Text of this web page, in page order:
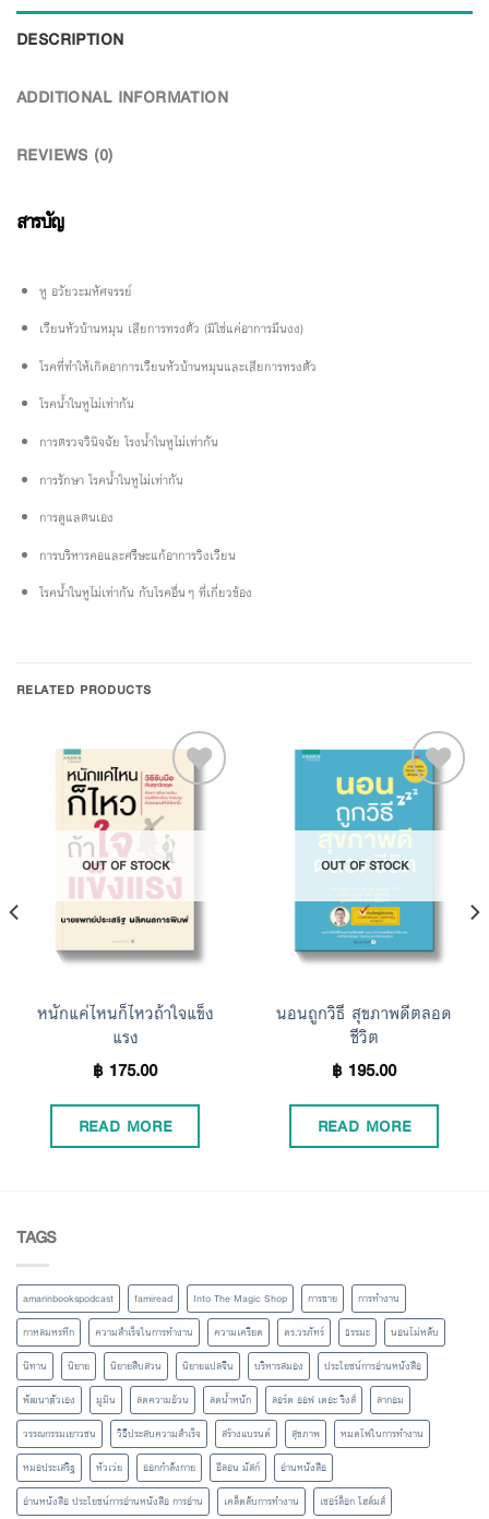
DESCRIPTION
ADDITIONAL INFORMATION
REVIEWS (0)
สารบัญ
หู อวัยวะมหัศจรรย์
เวียนหัวบ้านหมุน เสียการทรงตัว (มิใช่แค่อาการมึนงง)
โรคที่ทำให้เกิดอาการเวียนหัวบ้านหมุนและเสียการทรงตัว
โรคน้ำในหูไม่เท่ากัน
การตรวจวินิจฉัย โรงน้ำในหูไม่เท่ากัน
การรักษา โรคน้ำในหูไม่เท่ากัน
การดูแลตนเอง
การบริหารคอและศรีษะแก้อาการวิงเวียน
โรคน้ำในหูไม่เท่ากัน กับโรคอื่นๆ ที่เกี่ยวข้อง
RELATED PRODUCTS
Wishlist
OUT OF STOCK
หนักแค่ไหนก็ไหวถ้าใจแข็ง
แรง
฿175.00
READ MORE
OUT OF STOCK
นอนถูกวิธี สุขภาพดีตลอด
ชีวิต
฿195.00
READ MORE
TAGS
amarinbookspodcast famiread Into The Magic Shop การขาย
การทำงาน
กาหลมหรทึก
ความสำเร็จในการทำงาน ความเครียด ดร.วรภัทร์ ธรรมะ
นอนไม่หลับ
นิทาน
นิยาย นิยายสืบสวน นิยายแปลจีน บริหารสมอง
ประโยชน์การอ่านหนังสือ
พัฒนาตัวเอง
มูมิน ลดความอ้วน ลดน้ำหนัก ลอร์ด ออฟ เดอะ ริงส์
ลากอม
วรรณกรรมเยาวชน
วิธีประสบความสำเร็จ สร้างแบรนด์ สุขภาพ
หมดไฟในการทำงาน
หมอประเสริฐ
หัวเว่ย ออกกำลังกาย อีลอน มัสก์
อ่านหนังสือ
อ่านหนังสือ ประโยชน์การอ่านหนังสือ การอ่าน
เคล็ดลับการทำงาน
เชอร์ล็อก โฮล์มส์